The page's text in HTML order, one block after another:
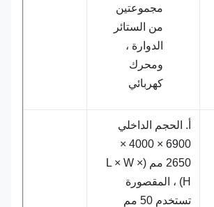
مجموعتين
من الستائر
الدوارة ،
ومحرك
كهربائي
أ. الحجم الداخلي
6900 × 4000 ×
2650 مم (L × W ×
H) ، المقصورة
تستخدم 50 مم